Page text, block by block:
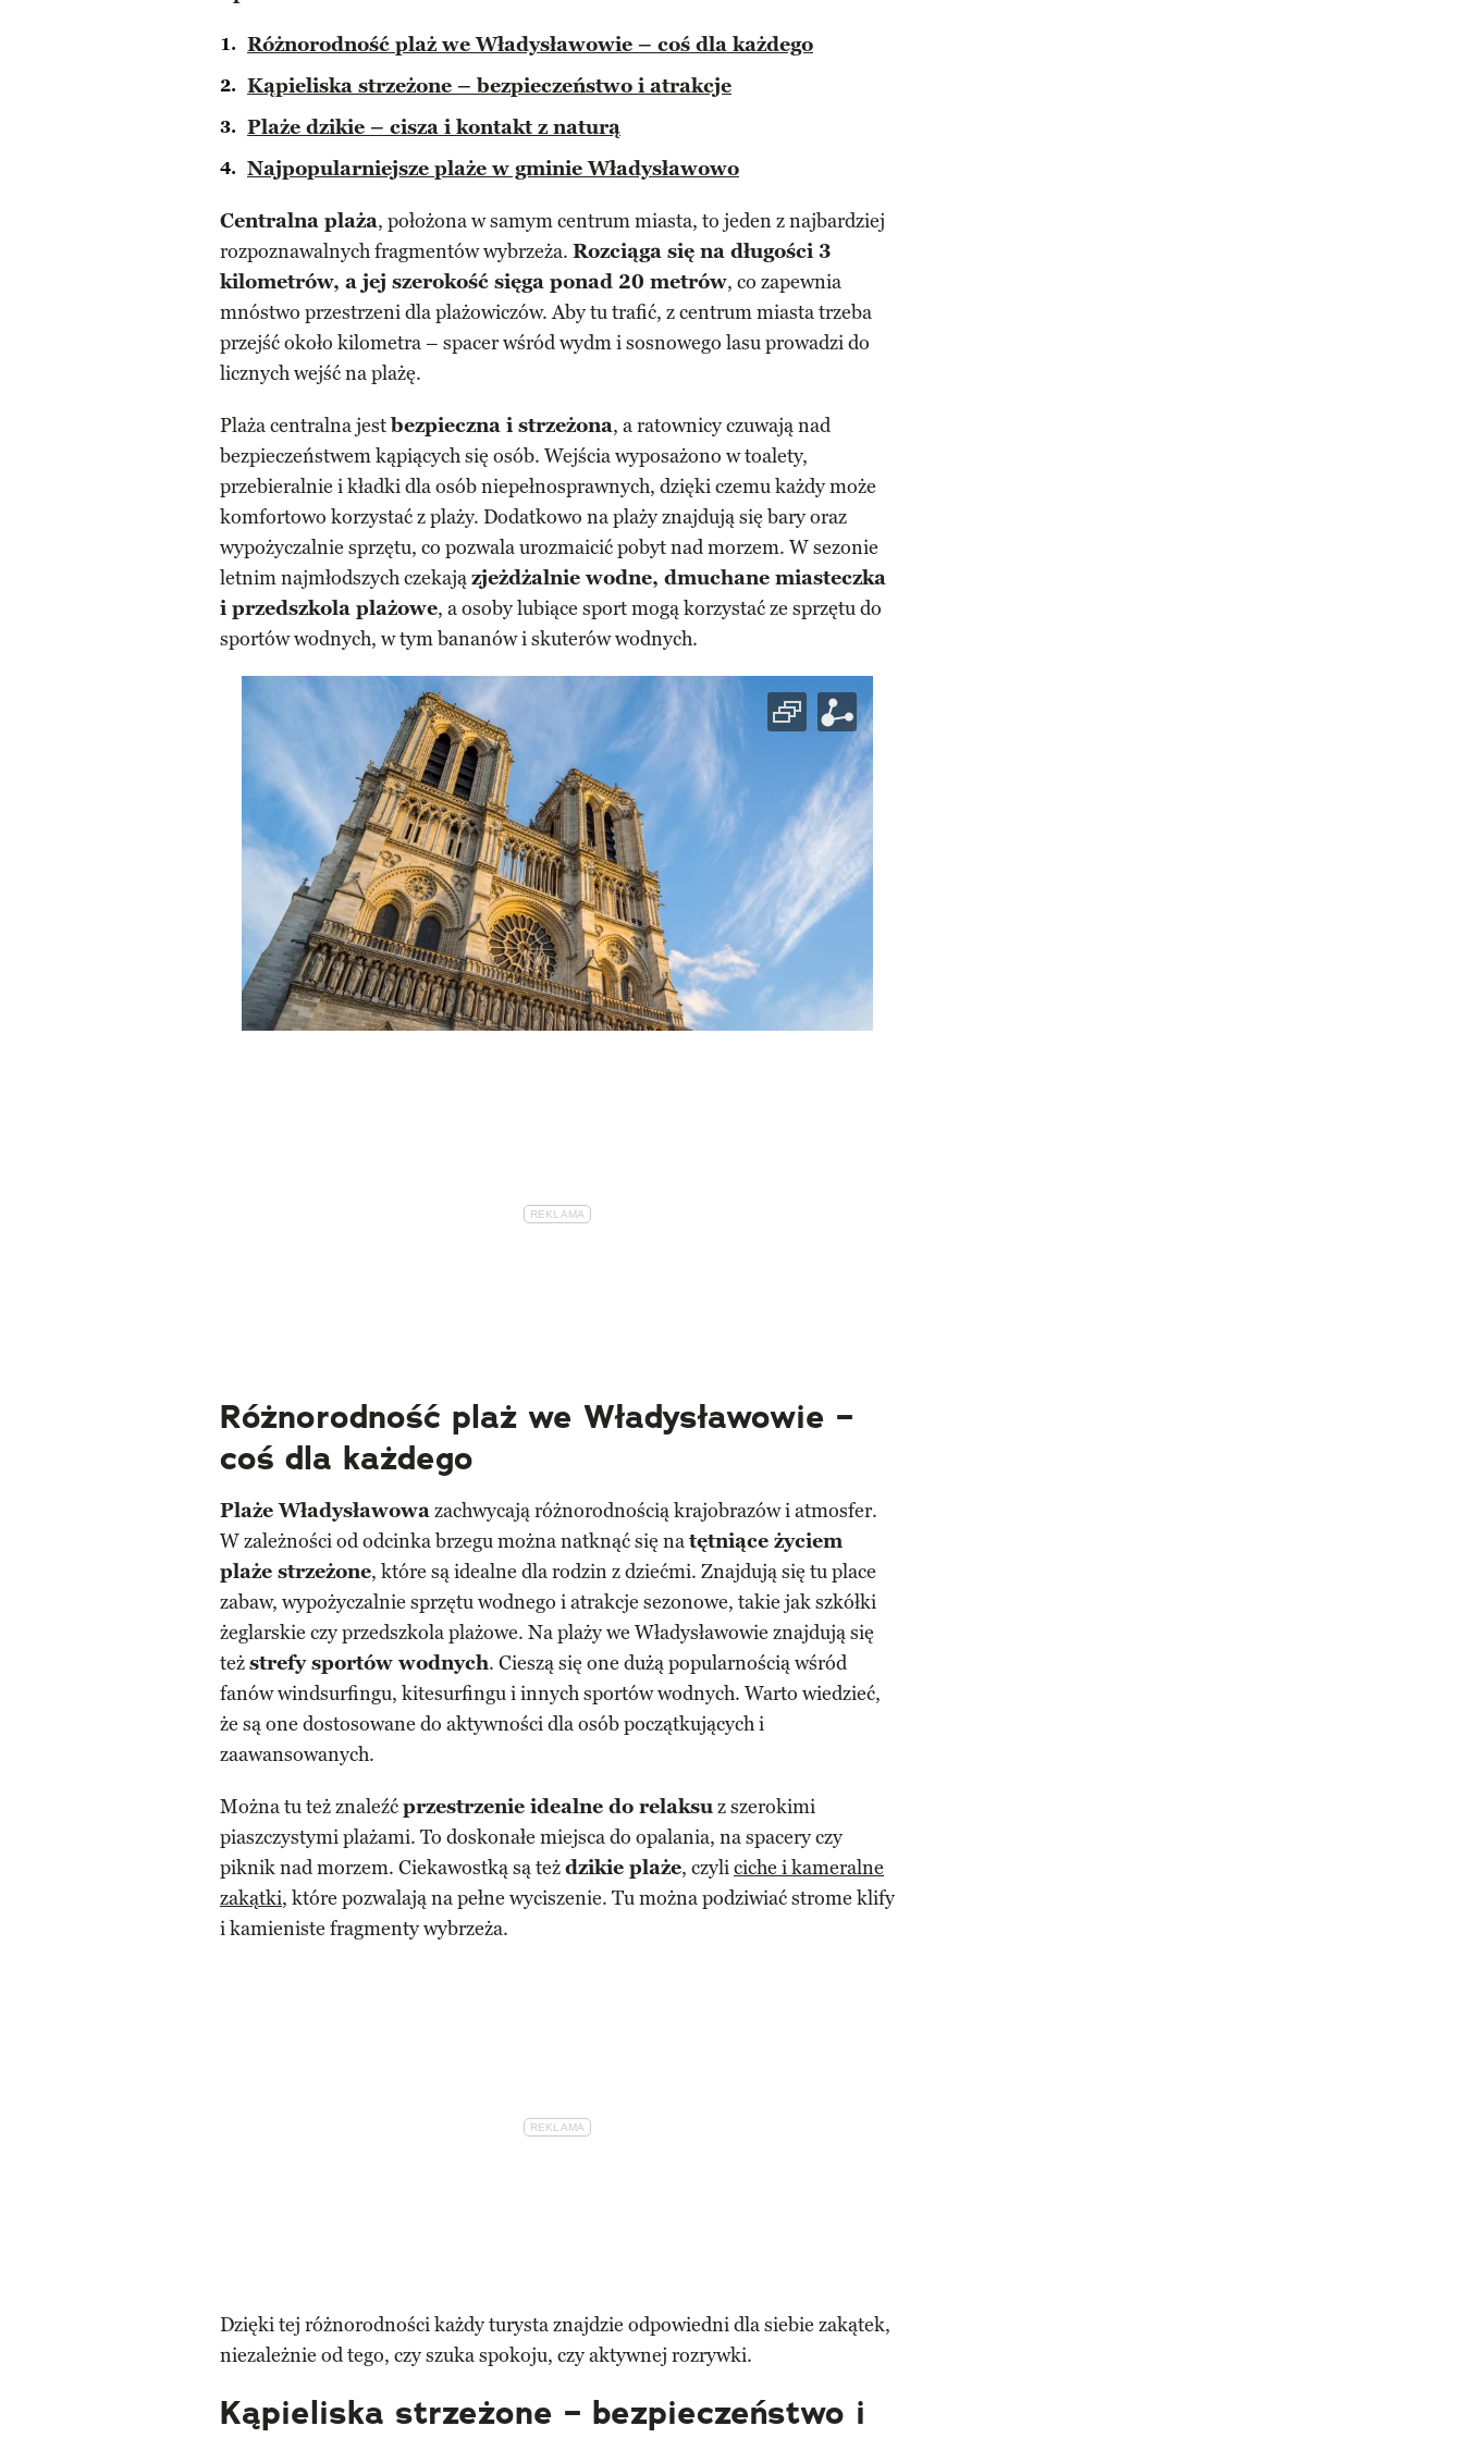
Różnorodność plaż we Władysławowie – coś dla każdego
Kąpieliska strzeżone – bezpieczeństwo i atrakcje
Plaże dzikie – cisza i kontakt z naturą
Najpopularniejsze plaże w gminie Władysławowo
Centralna plaża, położona w samym centrum miasta, to jeden z najbardziej
rozpoznawalnych fragmentów wybrzeża. Rozciąga się na długości 3
kilometrów, a jej szerokość sięga ponad 20 metrów, co zapewnia
mnóstwo przestrzeni dla plażowiczów. Aby tu trafić, z centrum miasta trzeba
przejść około kilometra – spacer wśród wydm i sosnowego lasu prowadzi do
licznych wejść na plażę.
Plaża centralna jestbezpieczna i strzeżona, a ratownicy czuwają nad
bezpieczeństwem kąpiących się osób. Wejścia wyposażono w toalety,
przebieralnie i kładki dla osób niepełnosprawnych, dzięki czemu każdy może
komfortowo korzystać z plaży. Dodatkowo na plaży znajdują się bary oraz
wypożyczalnie sprzętu, co pozwala urozmaicić pobyt nad morzem. W sezonie
letnim najmłodszych czekajązjeżdżalnie wodne, dmuchane miasteczka
i przedszkola plażowe, a osoby lubiące sport mogą korzystać ze sprzętu do
sportów wodnych, w tym bananów i skuterów wodnych.
Różnorodność plaż we Władysławowie –
coś dla każdego
Plaże Władysławowazachwycają różnorodnością krajobrazów i atmosfer.
W zależności od odcinka brzegu można natknąć się natętniące życiem
plaże strzeżone, które są idealne dla rodzin z dziećmi. Znajdują się tu place
zabaw, wypożyczalnie sprzętu wodnego i atrakcje sezonowe, takie jak szkółki
żeglarskie czy przedszkola plażowe. Na plaży we Władysławowie znajdują się
teżstrefy sportów wodnych. Cieszą się one dużą popularnością wśród
fanów windsurfingu, kitesurfingu i innych sportów wodnych. Warto wiedzieć,
że są one dostosowane do aktywności dla osób początkujących i
zaawansowanych.
Można tu też znaleźćprzestrzenie idealne do relaksuz szerokimi
piaszczystymi plażami. To doskonałe miejsca do opalania, na spacery czy
piknik nad morzem. Ciekawostką są teżdzikie plaże, czyliciche i kameralne
zakątki, które pozwalają na pełne wyciszenie. Tu można podziwiać strome klify
i kamieniste fragmenty wybrzeża.
Dzięki tej różnorodności każdy turysta znajdzie odpowiedni dla siebie zakątek,
niezależnie od tego, czy szuka spokoju, czy aktywnej rozrywki.
Kąpieliska strzeżone – bezpieczeństwo i